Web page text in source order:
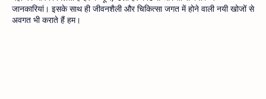
जानकारियां। इसके साथ ही जीवनशैली और चिकित्सा जगत में होने वाली नयी खोजों से
अवगत भी कराते हैं हम।